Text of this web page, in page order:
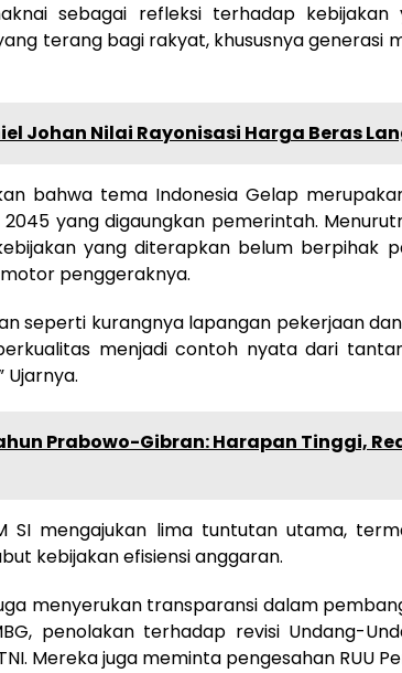
sebagai refleksi terhadap kebijakan
terang bagi rakyat, khususnya generasi
Johan Nilai Rayonisasi Harga Beras
bahwa tema Indonesia Gelap
2045 yang digaungkan pemerintah.
yang diterapkan belum berpihak
penggeraknya.
seperti kurangnya lapangan pekerjaan
menjadi contoh nyata dari
Ujarnya.
Prabowo-Gibran: Harapan Tinggi,
SI mengajukan lima tuntutan utama,
kebijakan efisiensi anggaran.
menyerukan transparansi dalam
penolakan terhadap revisi Undang-
Mereka juga meminta pengesahan RUU